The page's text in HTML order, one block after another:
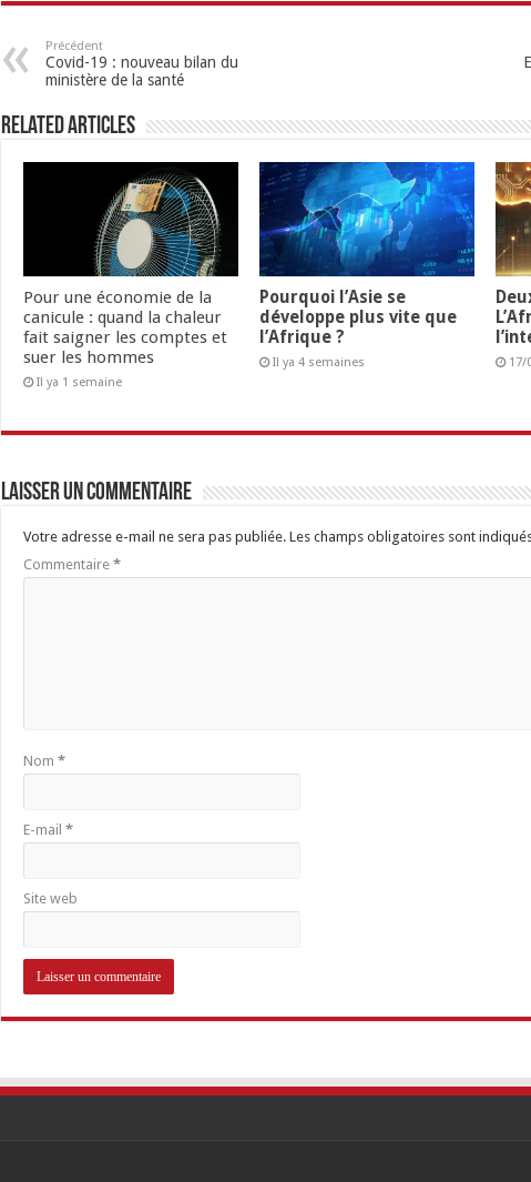
Précédent
Covid-19 : nouveau bilan du
ministère de la santé
Related Articles
Pour une économie de la
canicule : quand la chaleur
fait saigner les comptes et
suer les hommes
Il ya 1 semaine
Pourquoi l’Asie se
développe plus vite que
l’Afrique ?
Il ya 4 semaines 17/
Laisser un commentaire
Votre adresse e-mail ne sera pas publiée. Les champs obligatoires sont
Commentaire *
Nom *
E-mail *
Site web